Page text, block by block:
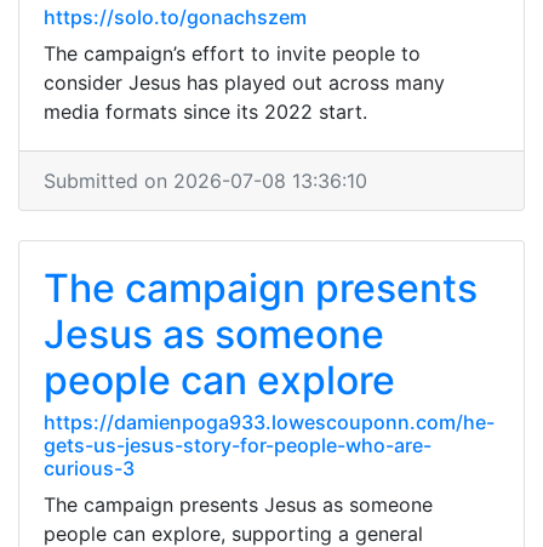
https://solo.to/gonachszem
The campaign’s effort to invite people to
consider Jesus has played out across many
media formats since its 2022 start.
Submitted on 2026-07-08 13:36:10
The campaign presents
Jesus as someone
people can explore
https://damienpoga933.lowescouponn.com/he-
gets-us-jesus-story-for-people-who-are-
curious-3
The campaign presents Jesus as someone
people can explore, supporting a general